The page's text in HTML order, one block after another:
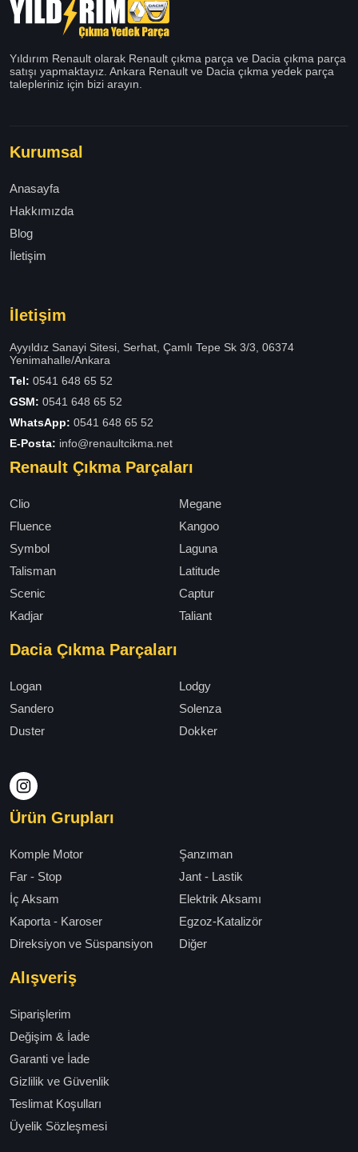
Yıldırım Renault olarak Renault çıkma parça ve Dacia çıkma parça
satışı yapmaktayız. Ankara Renault ve Dacia çıkma yedek parça
talepleriniz için bizi arayın.
Kurumsal
Anasayfa
Hakkımızda
Blog
İletişim
İletişim
Ayyıldız Sanayi Sitesi, Serhat, Çamlı Tepe Sk 3/3, 06374
Yenimahalle/Ankara
Tel: 0541 648 65 52
GSM: 0541 648 65 52
WhatsApp: 0541 648 65 52
E-Posta: info@renaultcikma.net
Renault Çıkma Parçaları
Clio
Megane
Fluence
Kangoo
Symbol
Laguna
Talisman
Latitude
Scenic
Captur
Kadjar
Taliant
Dacia Çıkma Parçaları
Logan
Lodgy
Sandero
Solenza
Duster
Dokker
Ürün Grupları
Komple Motor
Şanzıman
Far - Stop
Jant - Lastik
İç Aksam
Elektrik Aksamı
Kaporta - Karoser
Egzoz-Katalizör
Direksiyon ve Süspansiyon
Diğer
Alışveriş
Siparişlerim
Değişim & İade
Garanti ve İade
Gizlilik ve Güvenlik
Teslimat Koşulları
Üyelik Sözleşmesi